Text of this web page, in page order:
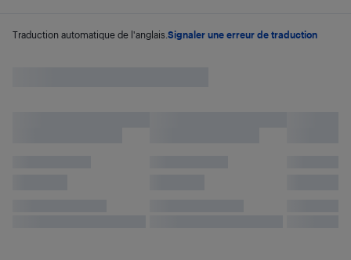
Traduction automatique de l'anglais. Signaler une erreur de traduction